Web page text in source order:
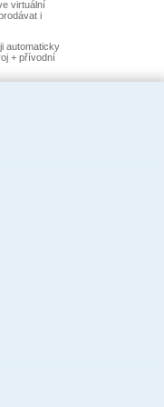
virtuální
i
automaticky
+ přívodní